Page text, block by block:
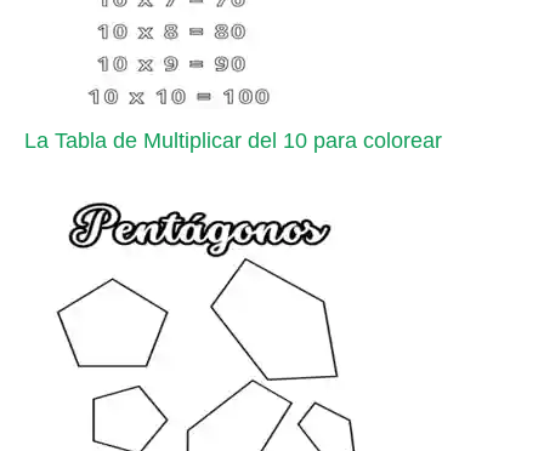
La Tabla de Multiplicar del 10 para colorear